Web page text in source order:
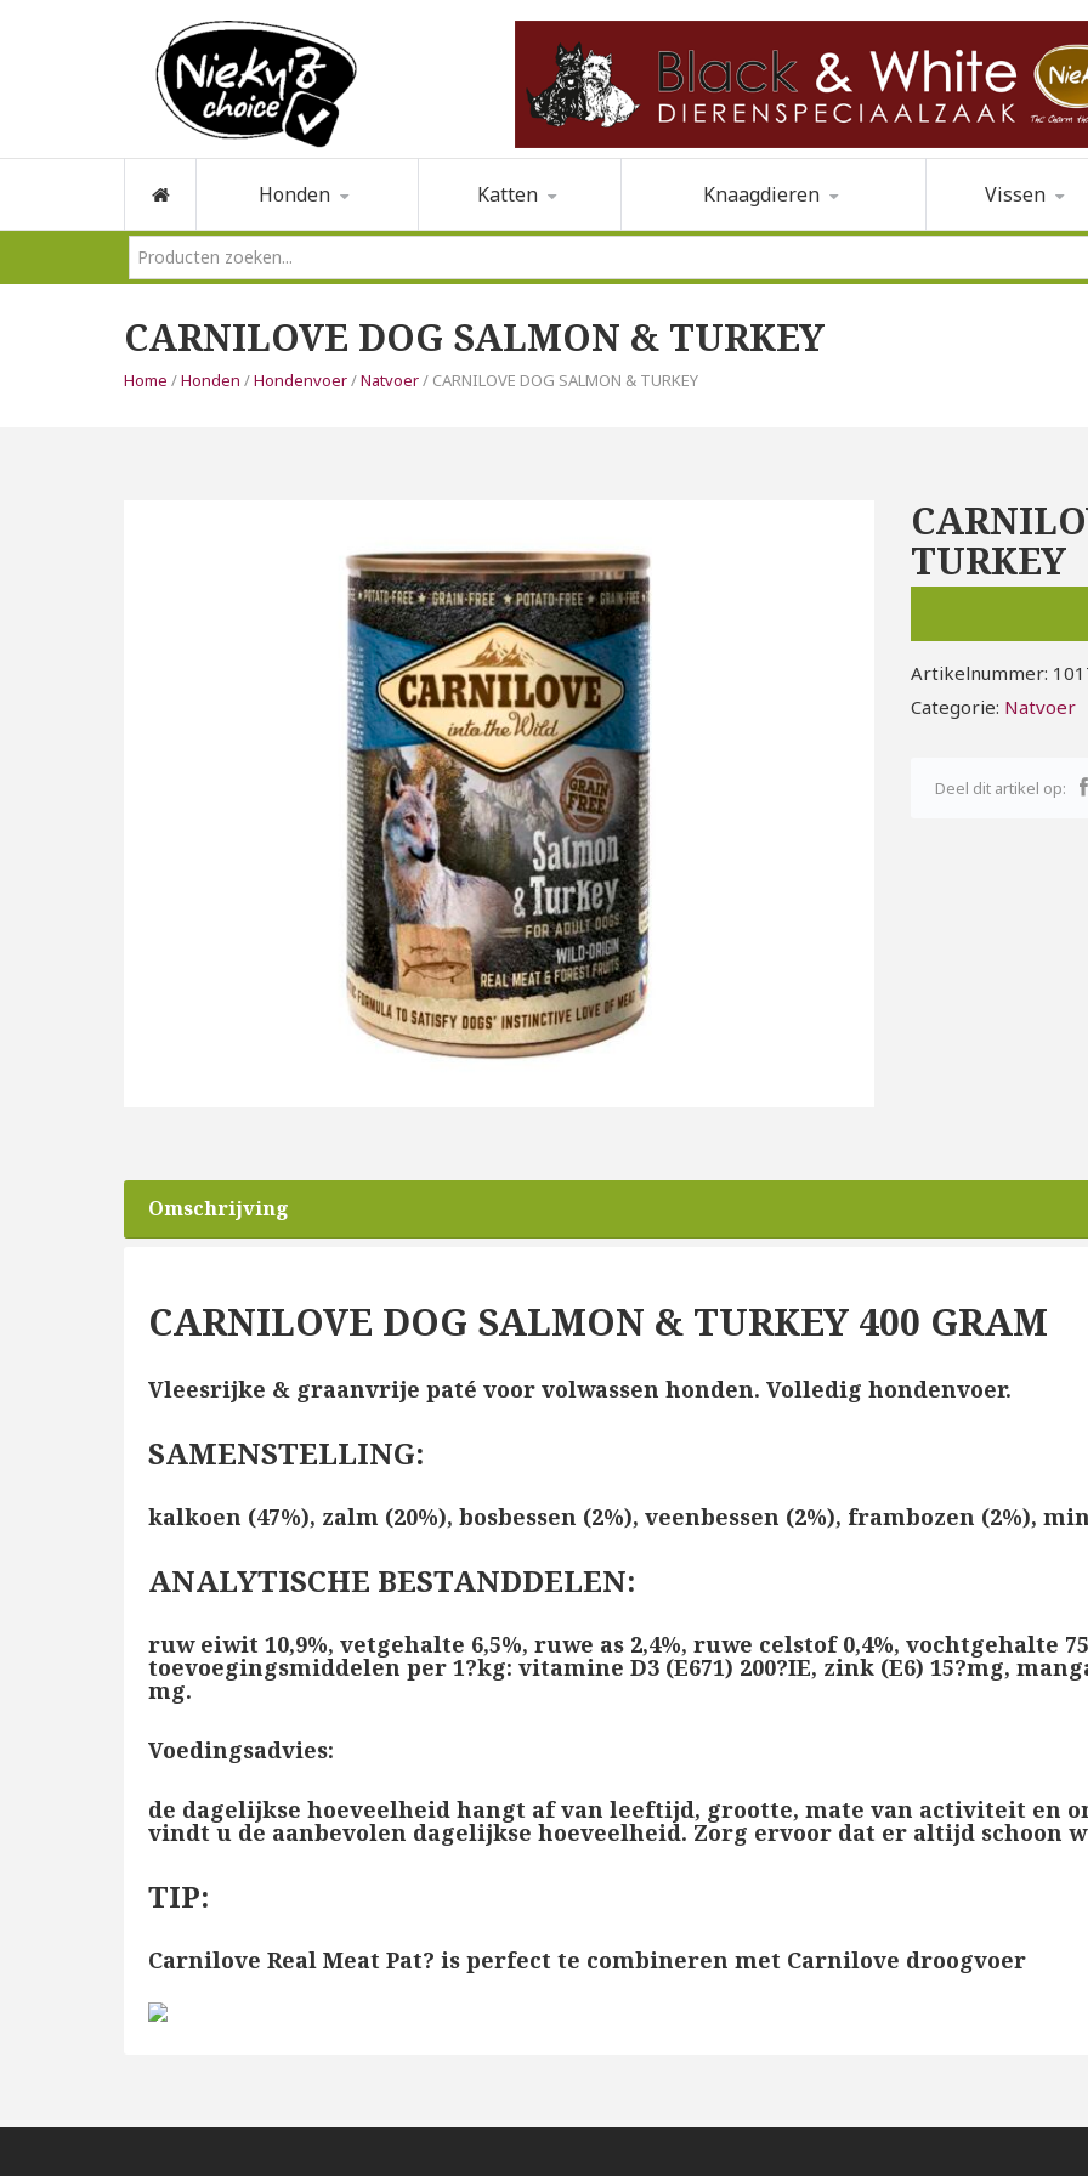
Honden Katten Knaagdieren Vissen
CARNILOVE DOG SALMON & TURKEY
Home /Honden /Hondenvoer/Natvoer/ CARNILOVE DOG SALMON & TURKEY
TURKEY
Artikelnummer:
Categorie: Natvoer
Deel dit artikel op:
Omschrijving
CARNILOVE DOG SALMON & TURKEY 400 GRAM
Vleesrijke & graanvrije paté voor volwassen honden. Volledig hondenvoer.
SAMENSTELLING:
kalkoen (47%), zalm (20%), bosbessen (2%), veenbessen (2%), frambozen (2%),
ANALYTISCHE BESTANDDELEN:
ruw eiwit 10,9%, vetgehalte 6,5%, ruwe as 2,4%, ruwe celstof 0,4%, vochtgehalte
toevoegingsmiddelen per 1?kg: vitamine D3 (E671) 200?IE, zink (E6) 15?mg,
mg.
Voedingsadvies:
de dagelijkse hoeveelheid hangt af van leeftijd, grootte, mate van activiteit en
vindt u de aanbevolen dagelijkse hoeveelheid. Zorg ervoor dat er altijd schoon
TIP:
Carnilove Real Meat Pat? is perfect te combineren met Carnilove droogvoer